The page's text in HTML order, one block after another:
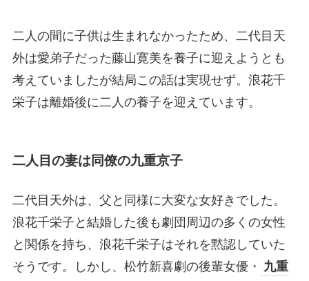
二人の間に子供は生まれなかったため、二代目天
外は愛弟子だった藤山寛美を養子に迎えようとも
考えていましたが結局この話は実現せず。浪花千
栄子は離婚後に二人の養子を迎えています。
二人目の妻は同僚の九重京子
二代目天外は、父と同様に大変な女好きでした。
浪花千栄子と結婚した後も劇団周辺の多くの女性
と関係を持ち、浪花千栄子はそれを黙認していた
そうです。しかし、松竹新喜劇の後輩女優・ 九重